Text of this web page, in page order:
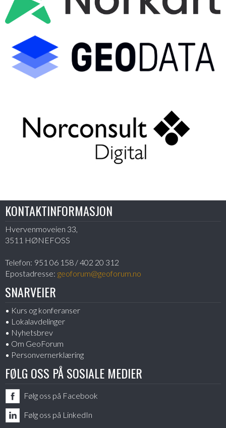
KONTAKTINFORMASJON
Hvervenmoveien 33,
3511 HØNEFOSS
Telefon: 951 06 158 / 402 20 312
Epostadresse: geoforum@geoforum.no
SNARVEIER
Kurs og konferanser
Lokalavdelinger
Nyhetsbrev
Om GeoForum
Personvernerklæring
FØLG OSS PÅ SOSIALE MEDIER
Følg oss på Facebook
Følg oss på LinkedIn